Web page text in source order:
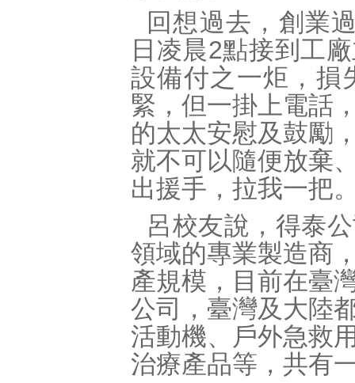
回想過去，創業
日凌晨2點接到工
設備付之一炬，損
緊，但一掛上電話
的太太安慰及鼓勵
就不可以隨便放棄
出援手，拉我一把
呂校友說，得泰
領域的專業製造商
產規模，目前在臺
公司，臺灣及大陸
活動機、戶外急救
治療產品等，共有